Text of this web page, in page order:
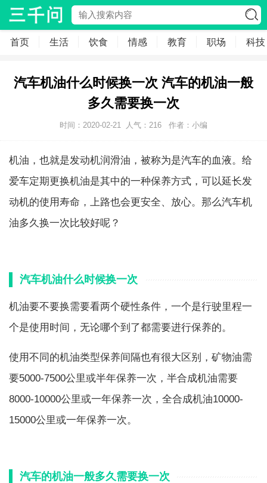
首页 生活 饮食 情感 教育 职场 科技
汽车机油什么时候换一次 汽车的机油一般
多久需要换一次
时间：2020-02-21 人气： 216 作者：小编
机油，也就是发动机润滑油，被称为是汽车的血液。给
爱车定期更换机油是其中的一种保养方式，可以延长发
动机的使用寿命，上路也会更安全、放心。那么汽车机
油多久换一次比较好呢？
汽车机油什么时候换一次
机油要不要换需要看两个硬性条件，一个是行驶里程一
个是使用时间，无论哪个到了都需要进行保养的。
使用不同的机油类型保养间隔也有很大区别，矿物油需
要5000-7500公里或半年保养一次，半合成机油需要
8000-10000公里或一年保养一次，全合成机油10000-
15000公里或一年保养一次。
汽车的机油一般多久需要换一次